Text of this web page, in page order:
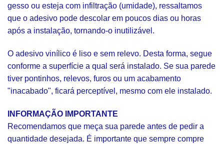
gesso ou esteja com infiltração (umidade), ressaltamos
que o adesivo pode descolar em poucos dias ou horas
após a instalação, tornando-o inutilizável.
O adesivo vinílico é liso e sem relevo. Desta forma, segue
conforme a superfície a qual será instalado. Se sua parede
tiver pontinhos, relevos, furos ou um acabamento
"inacabado", ficará perceptível, mesmo com ele instalado.
INFORMAÇÃO IMPORTANTE
Recomendamos que meça sua parede antes de pedir a
quantidade desejada. É importante que sempre compre